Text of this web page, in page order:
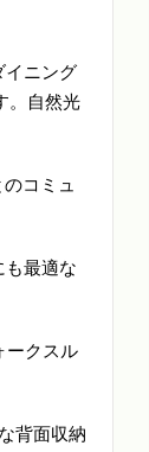
イニング
。自然光
コミュ
も最適な
ークスル
背面収納